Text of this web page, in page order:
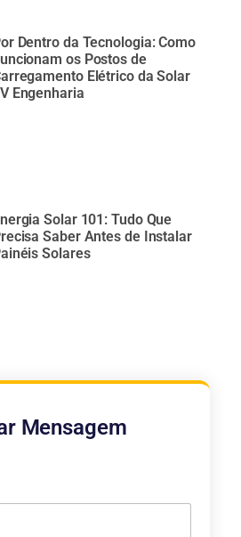
Dentro da Tecnologia: Como
os Postos de
Elétrico da Solar
Engenharia
Solar 101: Tudo Que
Saber Antes de Instalar
Solares
Mensagem